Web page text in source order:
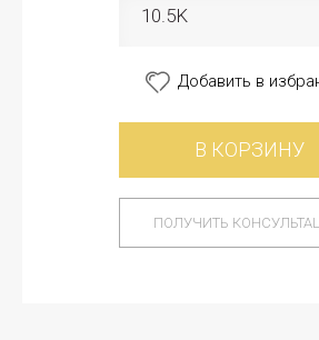
10.5K
Добавить в
В КОРЗИНУ
ПОЛУЧИТЬ